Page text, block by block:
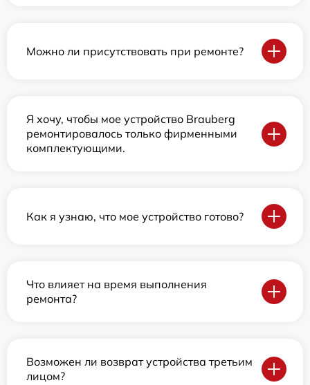
Можно ли присутствовать при ремонте?
Я хочу, чтобы мое устройство Brauberg
ремонтировалось только фирменными
комплектующими.
Как я узнаю, что мое устройство готово?
Что влияет на время выполнения
ремонта?
Возможен ли возврат устройства третьим
лицом?